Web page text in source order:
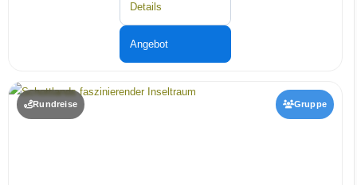
Details
Angebot
Rundreise Gruppe